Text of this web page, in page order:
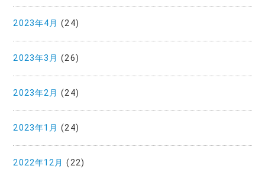
2023年4月 (24)
2023年3月 (26)
2023年2月 (24)
2023年1月 (24)
2022年12月 (22)